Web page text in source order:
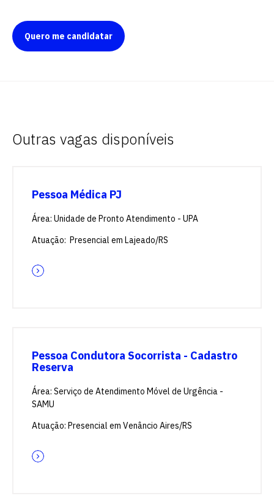
Quero me candidatar
Outras vagas disponíveis
Pessoa Médica PJ
Área: Unidade de Pronto Atendimento - UPA
Atuação: Presencial em Lajeado/RS
Pessoa Condutora Socorrista - Cadastro
Reserva
Área: Serviço de Atendimento Móvel de Urgência -
SAMU
Atuação: Presencial em Venâncio Aires/RS